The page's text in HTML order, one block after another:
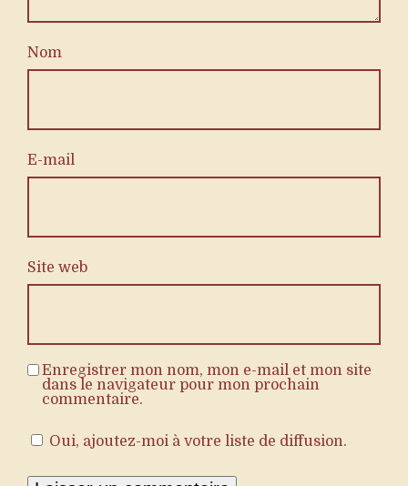
Nom
E-mail
Site web
Enregistrer mon nom, mon e-mail et mon site
dans le navigateur pour mon prochain
commentaire.
Oui, ajoutez-moi à votre liste de diffusion.